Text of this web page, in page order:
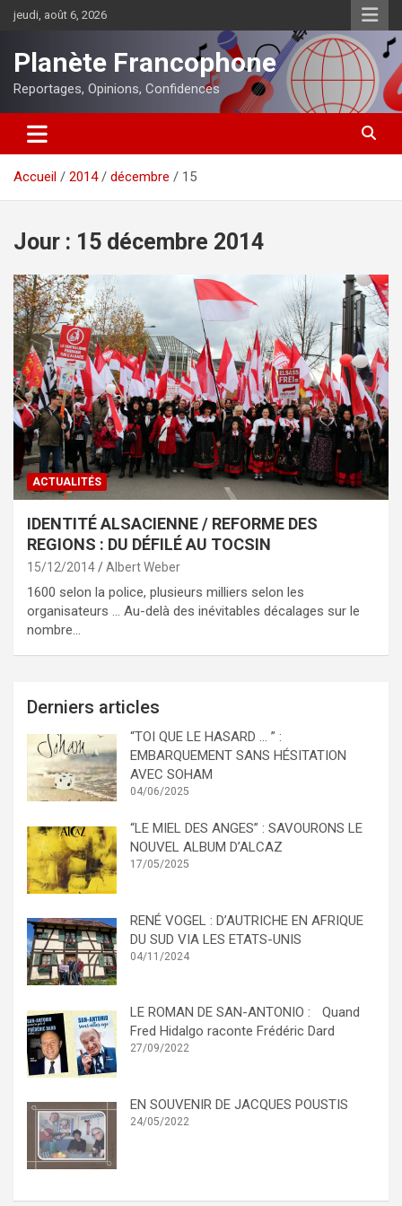
Aller
au
jeudi, août 6, 2026
Planète Francophone
Reportages, Opinions, Confidences
Accueil 2014 décembre 15
Jour : 15 décembre 2014
ACTUALITÉS
IDENTITÉ ALSACIENNE / REFORME DES
REGIONS : DU DÉFILÉ AU TOCSIN
15/12/2014 Albert Weber
1600 selon la police, plusieurs milliers selon les
organisateurs … Au-delà des inévitables décalages sur le
nombre…
Derniers articles
“TOI QUE LE HASARD … ” :
EMBARQUEMENT SANS HÉSITATION
AVEC SOHAM
04/06/2025
“LE MIEL DES ANGES” : SAVOURONS LE
NOUVEL ALBUM D’ALCAZ
17/05/2025
RENÉ VOGEL : D’AUTRICHE EN AFRIQUE
DU SUD VIA LES ETATS-UNIS
04/11/2024
LE ROMAN DE SAN-ANTONIO : Quand
Fred Hidalgo raconte Frédéric Dard
27/09/2022
EN SOUVENIR DE JACQUES POUSTIS
24/05/2022